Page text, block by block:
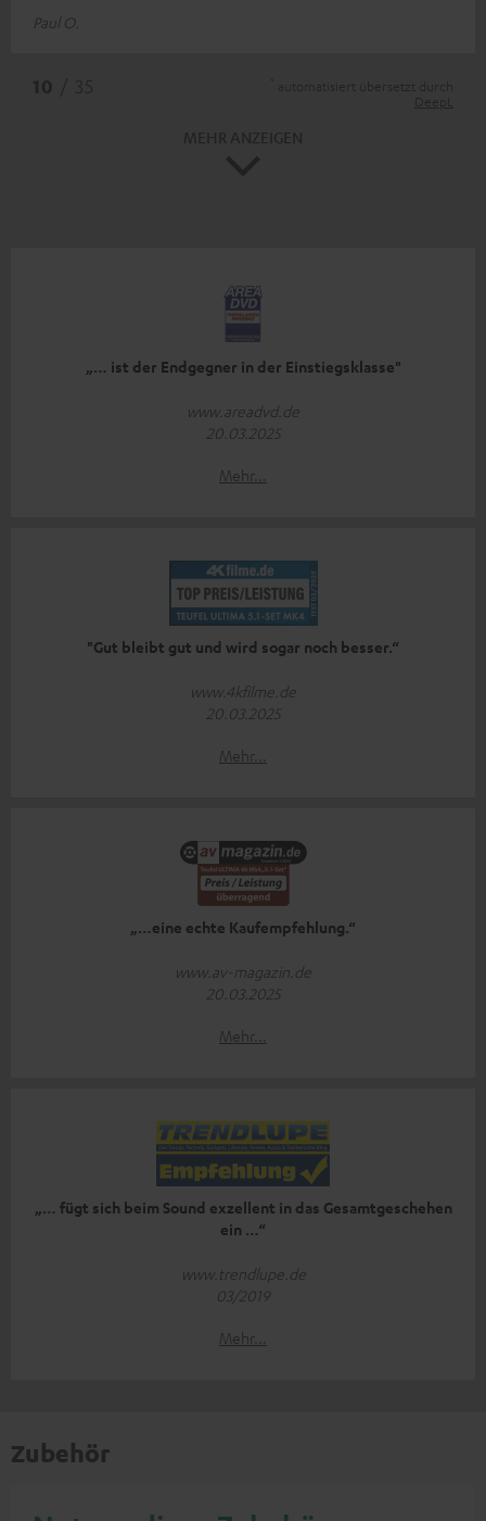
Paul O.
„… ist der Endgegner in der Einstiegsklasse"
www.areadvd.de
20.03.2025
Mehr...
"Gut bleibt gut und wird sogar noch besser.“
www.4kfilme.de
20.03.2025
Mehr...
„…eine echte Kaufempfehlung.“
www.av-magazin.de
20.03.2025
Mehr...
„… fügt sich beim Sound exzellent in das Gesamtgeschehen
ein …“
www.trendlupe.de
03/2019
Mehr...
Zubehör